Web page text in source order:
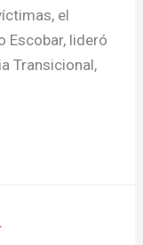
el
Escobar, lideró
Transicional,